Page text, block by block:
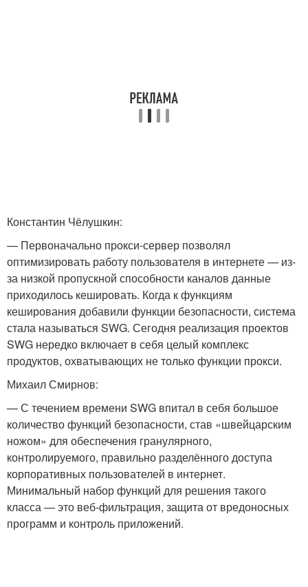
Константин Чёлушкин:
— Первоначально прокси-сервер позволял
оптимизировать работу пользователя в интернете — из-
за низкой пропускной способности каналов данные
приходилось кешировать. Когда к функциям
кеширования добавили функции безопасности, система
стала называться SWG. Сегодня реализация проектов
SWG нередко включает в себя целый комплекс
продуктов, охватывающих не только функции прокси.
Михаил Смирнов:
— С течением времени SWG впитал в себя большое
количество функций безопасности, став «швейцарским
ножом» для обеспечения гранулярного,
контролируемого, правильно разделённого доступа
корпоративных пользователей в интернет.
Минимальный набор функций для решения такого
класса — это веб-фильтрация, защита от вредоносных
программ и контроль приложений.